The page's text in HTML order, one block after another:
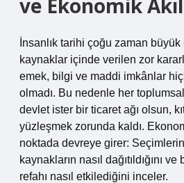
ve Ekonomik Akıl
İnsanlık tarihi çoğu zaman büyük
kaynaklar içinde verilen zor
emek, bilgi ve maddi imkânlar
olmadı. Bu nedenle her
devlet ister bir ticaret ağı olsun,
yüzleşmek zorunda kaldı.
noktada devreye girer: Seçimlerin
kaynakların nasıl dağıtıldığını ve
refahı nasıl etkilediğini inceler.